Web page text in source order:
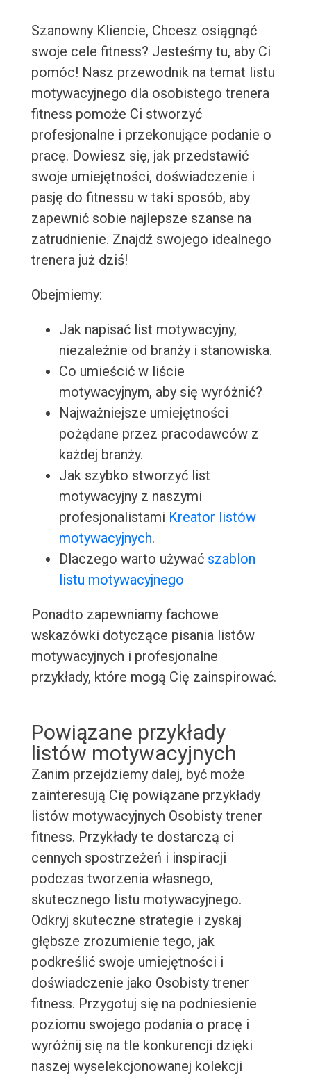
Szanowny Kliencie, Chcesz osiągnąć
swoje cele fitness? Jesteśmy tu, aby Ci
pomóc! Nasz przewodnik na temat listu
motywacyjnego dla osobistego trenera
fitness pomoże Ci stworzyć
profesjonalne i przekonujące podanie o
pracę. Dowiesz się, jak przedstawić
swoje umiejętności, doświadczenie i
pasję do fitnessu w taki sposób, aby
zapewnić sobie najlepsze szanse na
zatrudnienie. Znajdź swojego idealnego
trenera już dziś!
Obejmiemy:
Jak napisać list motywacyjny,
niezależnie od branży i stanowiska.
Co umieścić w liście
motywacyjnym, aby się wyróżnić?
Najważniejsze umiejętności
pożądane przez pracodawców z
każdej branży.
Jak szybko stworzyć list
motywacyjny z naszymi
profesjonalistami Kreator listów
motywacyjnych.
Dlaczego warto używać szablon
listu motywacyjnego
Ponadto zapewniamy fachowe
wskazówki dotyczące pisania listów
motywacyjnych i profesjonalne
przykłady, które mogą Cię zainspirować.
Powiązane przykłady
listów motywacyjnych
Zanim przejdziemy dalej, być może
zainteresują Cię powiązane przykłady
listów motywacyjnych Osobisty trener
fitness. Przykłady te dostarczą ci
cennych spostrzeżeń i inspiracji
podczas tworzenia własnego,
skutecznego listu motywacyjnego.
Odkryj skuteczne strategie i zyskaj
głębsze zrozumienie tego, jak
podkreślić swoje umiejętności i
doświadczenie jako Osobisty trener
fitness. Przygotuj się na podniesienie
poziomu swojego podania o pracę i
wyróżnij się na tle konkurencji dzięki
naszej wyselekcjonowanej kolekcji